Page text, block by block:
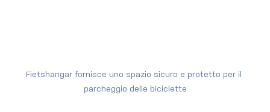
Fietshangar fornisce uno spazio sicuro e protetto per il
parcheggio delle biciclette